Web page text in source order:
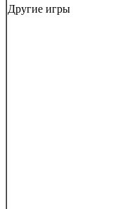
Другие игры